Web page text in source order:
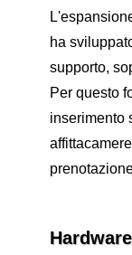
ha
supporto,
Per questo
inserimento